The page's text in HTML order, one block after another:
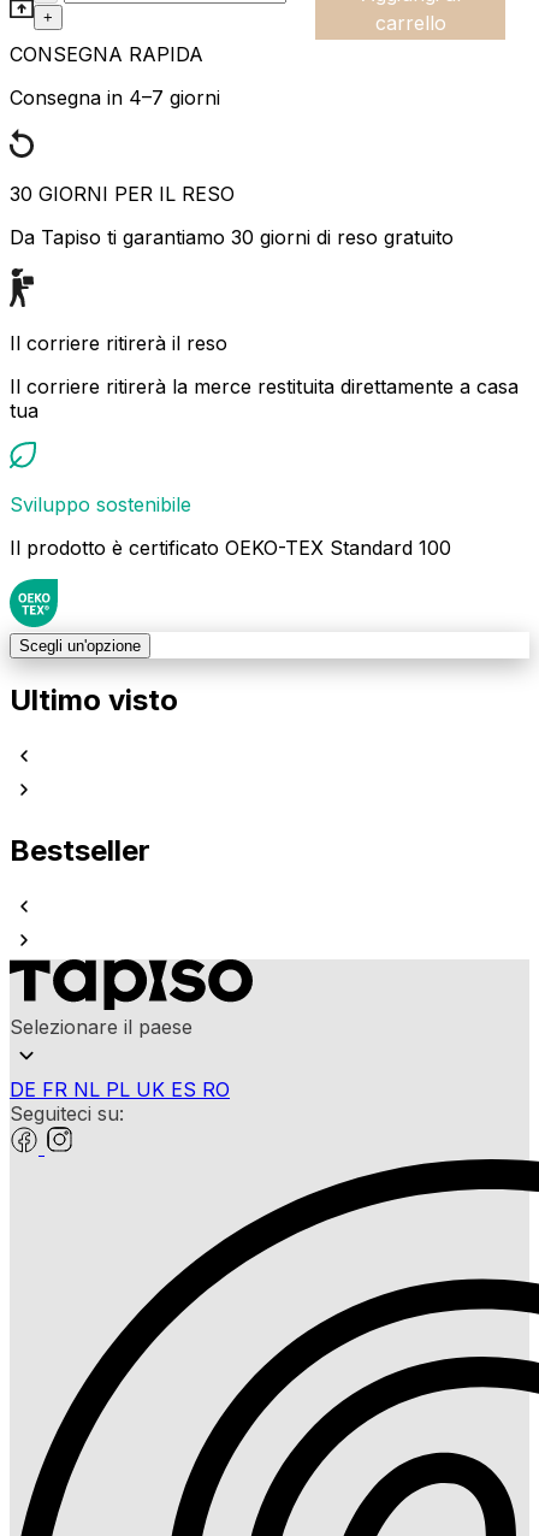
+
carrello
CONSEGNA RAPIDA
Consegna in 4–7 giorni
30 GIORNI PER IL RESO
Da Tapiso ti garantiamo 30 giorni di reso gratuito
Il corriere ritirerà il reso
Il corriere ritirerà la merce restituita direttamente a casa
tua
Sviluppo sostenibile
Il prodotto è certificato OEKO-TEX Standard 100
Scegli un'opzione
Ultimo visto
Bestseller
Selezionare il paese
DE FR NL PL UK ES RO
Seguiteci su: